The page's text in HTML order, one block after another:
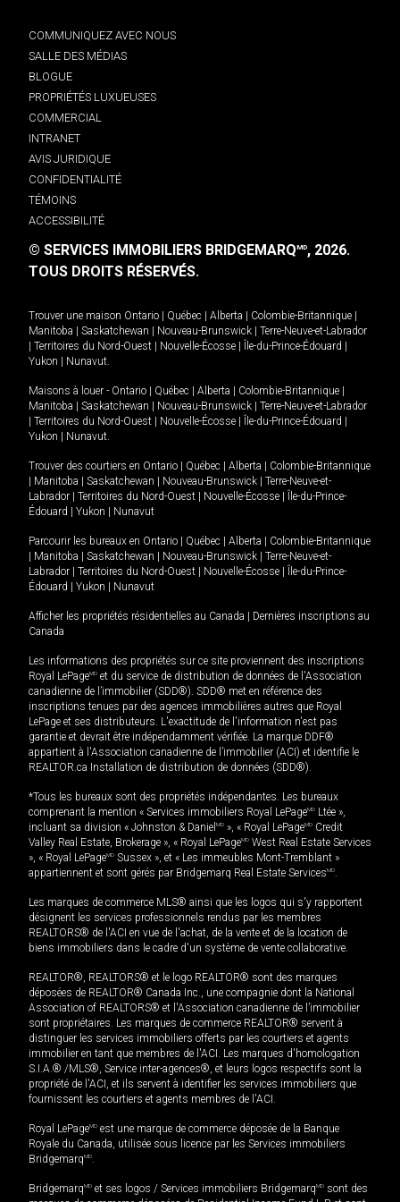
COMMUNIQUEZ AVEC NOUS
SALLE DES MÉDIAS
BLOGUE
PROPRIÉTÉS LUXUEUSES
COMMERCIAL
INTRANET
AVIS JURIDIQUE
CONFIDENTIALITÉ
TÉMOINS
ACCESSIBILITÉ
© SERVICES IMMOBILIERS BRIDGEMARQMD, 2026.
TOUS DROITS RÉSERVÉS.
Trouver une maison Ontario Québec Alberta Colombie-Britannique
Manitoba
Saskatchewan Nouveau-Brunswick
Terre-Neuve-et-Labrador
Territoires du Nord-Ouest Nouvelle-Écosse Île-du-Prince-Édouard
Yukon
Nunavut.
Maisons à louer - Ontario Québec Alberta Colombie-Britannique
Manitoba
Saskatchewan Nouveau-Brunswick
Terre-Neuve-et-Labrador
Territoires du Nord-Ouest Nouvelle-Écosse Île-du-Prince-Édouard
Yukon
Nunavut.
Trouver des courtiers en Ontario Québec Alberta
Colombie-Britannique
Manitoba Saskatchewan Nouveau-Brunswick
Terre-Neuve-et-
Labrador
Territoires du Nord-Ouest Nouvelle-Écosse
Île-du-Prince-
Édouard
Yukon Nunavut
Parcourir les bureaux en Ontario Québec Alberta
Colombie-Britannique
Manitoba Saskatchewan Nouveau-Brunswick
Terre-Neuve-et-
Labrador
Territoires du Nord-Ouest Nouvelle-Écosse
Île-du-Prince-
Édouard
Yukon Nunavut
Afficher les propriétés résidentielles au Canada
Dernières inscriptions au
Canada
Les informations des propriétés sur ce site proviennent des inscriptions
Royal LePageMD et du service de distribution de données de l'Association
canadienne de l’immobilier (SDD®). SDD® met en référence des
inscriptions tenues par des agences immobilières autres que Royal
LePage et ses distributeurs. L'exactitude de l'information n'est pas
garantie et devrait être indépendamment vérifiée. La marque DDF®
appartient à l'Association canadienne de l’immobilier (ACI) et identifie le
REALTOR.ca Installation de distribution de données (SDD®).
*Tous les bureaux sont des propriétés indépendantes. Les bureaux
comprenant la mention « Services immobiliers Royal LePageMD Ltée »,
incluant sa division « Johnston & Daniel MD », « Royal LePageMD Credit
Valley Real Estate, Brokerage », « Royal LePageMD West Real Estate Services
», « Royal LePageMD Sussex », et « Les immeubles Mont-Tremblant »
appartiennent et sont gérés par Bridgemarq Real Estate ServicesMD.
Les marques de commerce MLS® ainsi que les logos qui s'y rapportent
désignent les services professionnels rendus par les membres
REALTORS® de l'ACI en vue de l'achat, de la vente et de la location de
biens immobiliers dans le cadre d'un système de vente collaborative.
REALTOR®, REALTORS® et le logo REALTOR® sont des marques
déposées de REALTOR® Canada Inc., une compagnie dont la National
Association of REALTORS® et l'Association canadienne de l’immobilier
sont propriétaires. Les marques de commerce REALTOR® servent à
distinguer les services immobiliers offerts par les courtiers et agents
immobilier en tant que membres de l'ACI. Les marques d'homologation
S.I.A.® /MLS®, Service inter-agences®, et leurs logos respectifs sont la
propriété de l'ACI, et ils servent à identifier les services immobiliers que
fournissent les courtiers et agents membres de l'ACI.
Royal LePageMD est une marque de commerce déposée de la Banque
Royale du Canada, utilisée sous licence par les Services immobiliers
BridgemarqMD.
BridgemarqMD et ses logos / Services immobiliers BridgemarqMD sont des